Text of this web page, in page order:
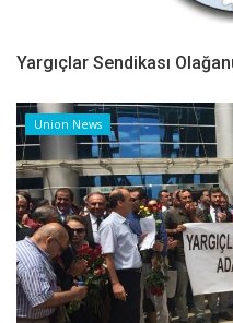
Yargıçlar Sendikası
Union News